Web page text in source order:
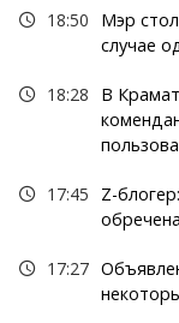
18:50
Мэр
случае
18:28
В
17:45
Z-
17:27